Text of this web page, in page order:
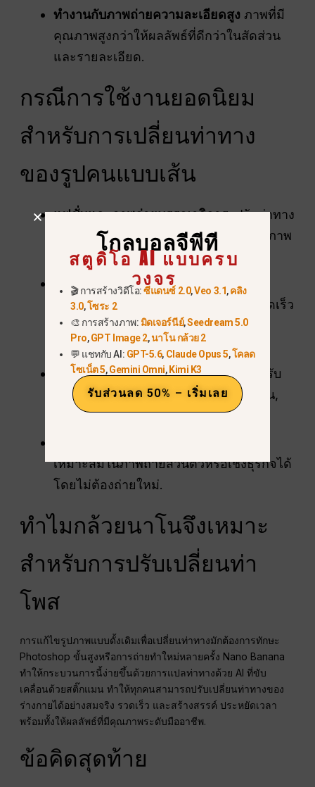
ทำงานกับภาพถ่ายความละเอียดสูง ภาพที่มี
คุณภาพสูงกว่าให้ผลลัพธ์ที่ดีกว่าในสัดส่วน
และรายละเอียด.
กรณีการใช้งานยอดนิยม
สำหรับการเปลี่ยนท่าทาง
ของรูปคนแบบเส้น
แฟชั่นและภาพถ่ายบรรณาธิการ:ปรับท่าทาง
ของนางแบบสำหรับภาพในนิตยสารหรือภาพ
ในพอร์ตโฟลิโอ.
การออกแบบตัวละครและการสร้าง
แอนิเมชันทดสอบท่าทางต่าง ๆ อย่างรวดเร็ว
สำหรับงานศิลปะคอนเซปต์หรืออ้างอิง
แอนิเมชัน.
การสร้างเนื้อหาและสื่อสังคมออนไลน์
ปรับ
ท่าทางสำหรับภาพทางการตลาด, บทสอน,
หรือโพสต์การเล่าเรื่อง.
เหมาะสมในภาพถ่ายส่วนตัวหรือเชิงธุรกิจได้
โดยไม่ต้องถ่ายใหม่.
ทำไมกล้วยนาโนจึงเหมาะ
สำหรับการปรับเปลี่ยนท่า
โพส
การแก้ไขรูปภาพแบบดั้งเดิมเพื่อเปลี่ยนท่าทางมักต้องการทักษะ
Photoshop ขั้นสูงหรือการถ่ายทำใหม่หลายครั้ง Nano Banana
ทำให้กระบวนการนี้ง่ายขึ้นด้วยการแปลท่าทางด้วย AI ที่ขับ
เคลื่อนด้วยสติ๊กแมน ทำให้ทุกคนสามารถปรับเปลี่ยนท่าทางของ
ร่างกายได้อย่างสมจริง รวดเร็ว และสร้างสรรค์ ประหยัดเวลา
พร้อมทั้งให้ผลลัพธ์ที่มีคุณภาพระดับมืออาชีพ.
ข้อคิดสุดท้าย
โกลบอลจีพีที
สตูดิโอ AI แบบครบ
วงจร
🎬 การสร้างวิดีโอ:ซีแดนซ์ 2.0,Veo 3.1,คลิง
3.0,โซระ 2
🎨 การสร้างภาพ: มิดเจอร์นีย์,Seedream 5.0
Pro,GPT Image 2,นาโน กล้วย 2
💬 แชทกับ AI: GPT-5.6, Claude Opus 5,โคลด
โซเน็ต 5,Gemini Omni, Kimi K3
รับส่วนลด 50% – เริ่มเลย